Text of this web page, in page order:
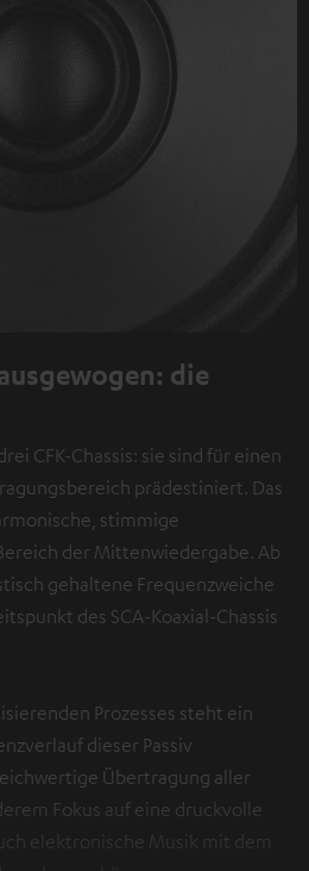
die
CFK-Chassis: sie sind für einen
prädestiniert. Das
stimmige
der Mittenwiedergabe. Ab
gehaltene Frequenzweiche
des SCA-Koaxial-Chassis
Prozesses steht ein
dieser Passiv
Übertragung aller
Fokus auf eine druckvolle
elektronische Musik mit dem